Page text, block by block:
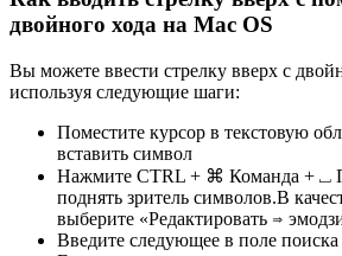
двойного хода на Mac OS
Вы можете ввести стрелку вверх с
используя следующие шаги:
Поместите курсор в текстовую
вставить символ
Нажмите CTRL + ⌘ Команда + ⎵
поднять зритель символов.В
выберите «Редактировать ⇒
Введите следующее в поле